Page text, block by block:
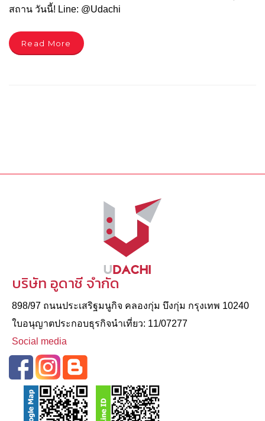
สถาน วันนี้! Line: @Udachi
Read More
บริษัท อูดาชี จำกัด
898/97 ถนนประเสริฐมนูกิจ คลองกุ่ม บึงกุ่ม กรุงเทพ 10240
ใบอนุญาตประกอบธุรกิจนําเที่ยว: 11/07277
Social media